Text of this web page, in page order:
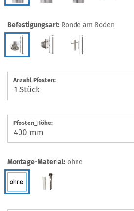
Befestigungsart: Ronde am Boden
Anzahl Pfosten:
Pfosten_Höhe:
Montage-Material: ohne